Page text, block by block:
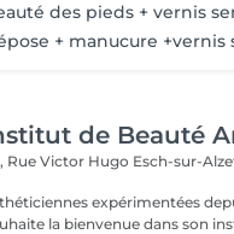
des pieds + vernis
+ manucure
de Beauté
Rue Victor Hugo Esch-sur-
expérimentées
la bienvenue dans son